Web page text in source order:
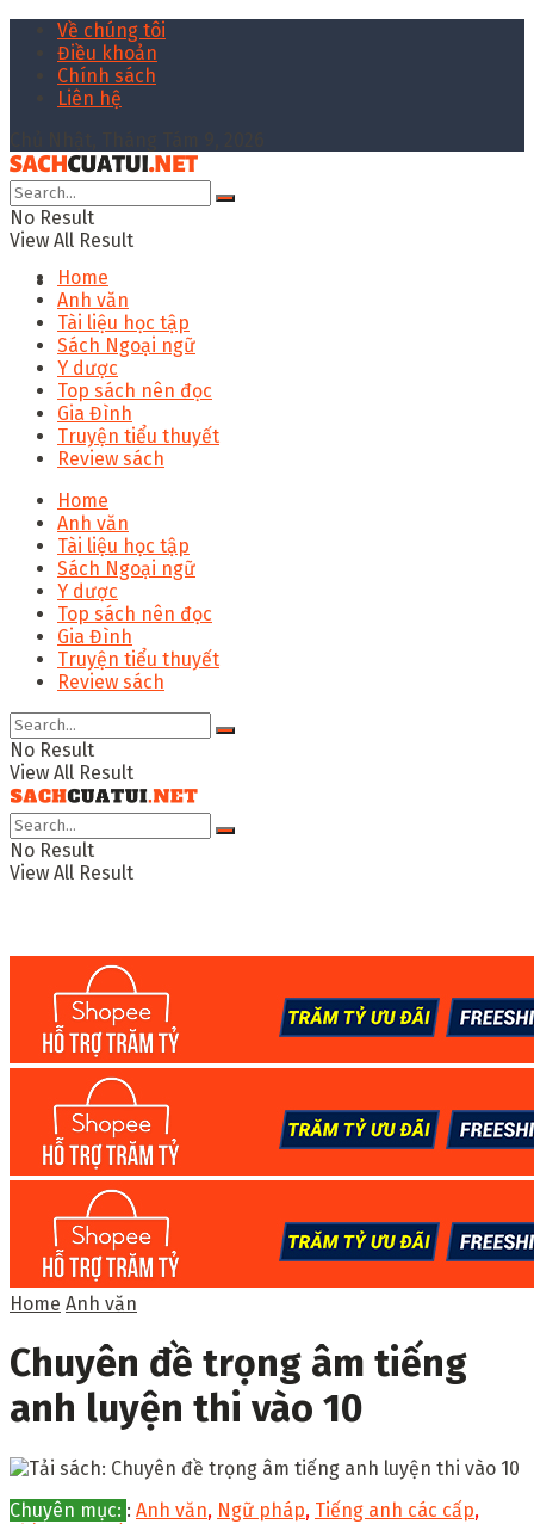
Về chúng tôi
Điều khoản
Chính sách
Liên hệ
No Result
View All Result
Home
Anh văn
Tài liệu học tập
Sách Ngoại ngữ
Y dược
Top sách nên đọc
Gia Đình
Truyện tiểu thuyết
Review sách
Home
Anh văn
Tài liệu học tập
Sách Ngoại ngữ
Y dược
Top sách nên đọc
Gia Đình
Truyện tiểu thuyết
Review sách
No Result
View All Result
No Result
View All Result
Home Anh văn
Chuyên đề trọng âm tiếng
anh luyện thi vào 10
Chuyên mục: : Anh văn, Ngữ pháp, Tiếng anh các cấp,